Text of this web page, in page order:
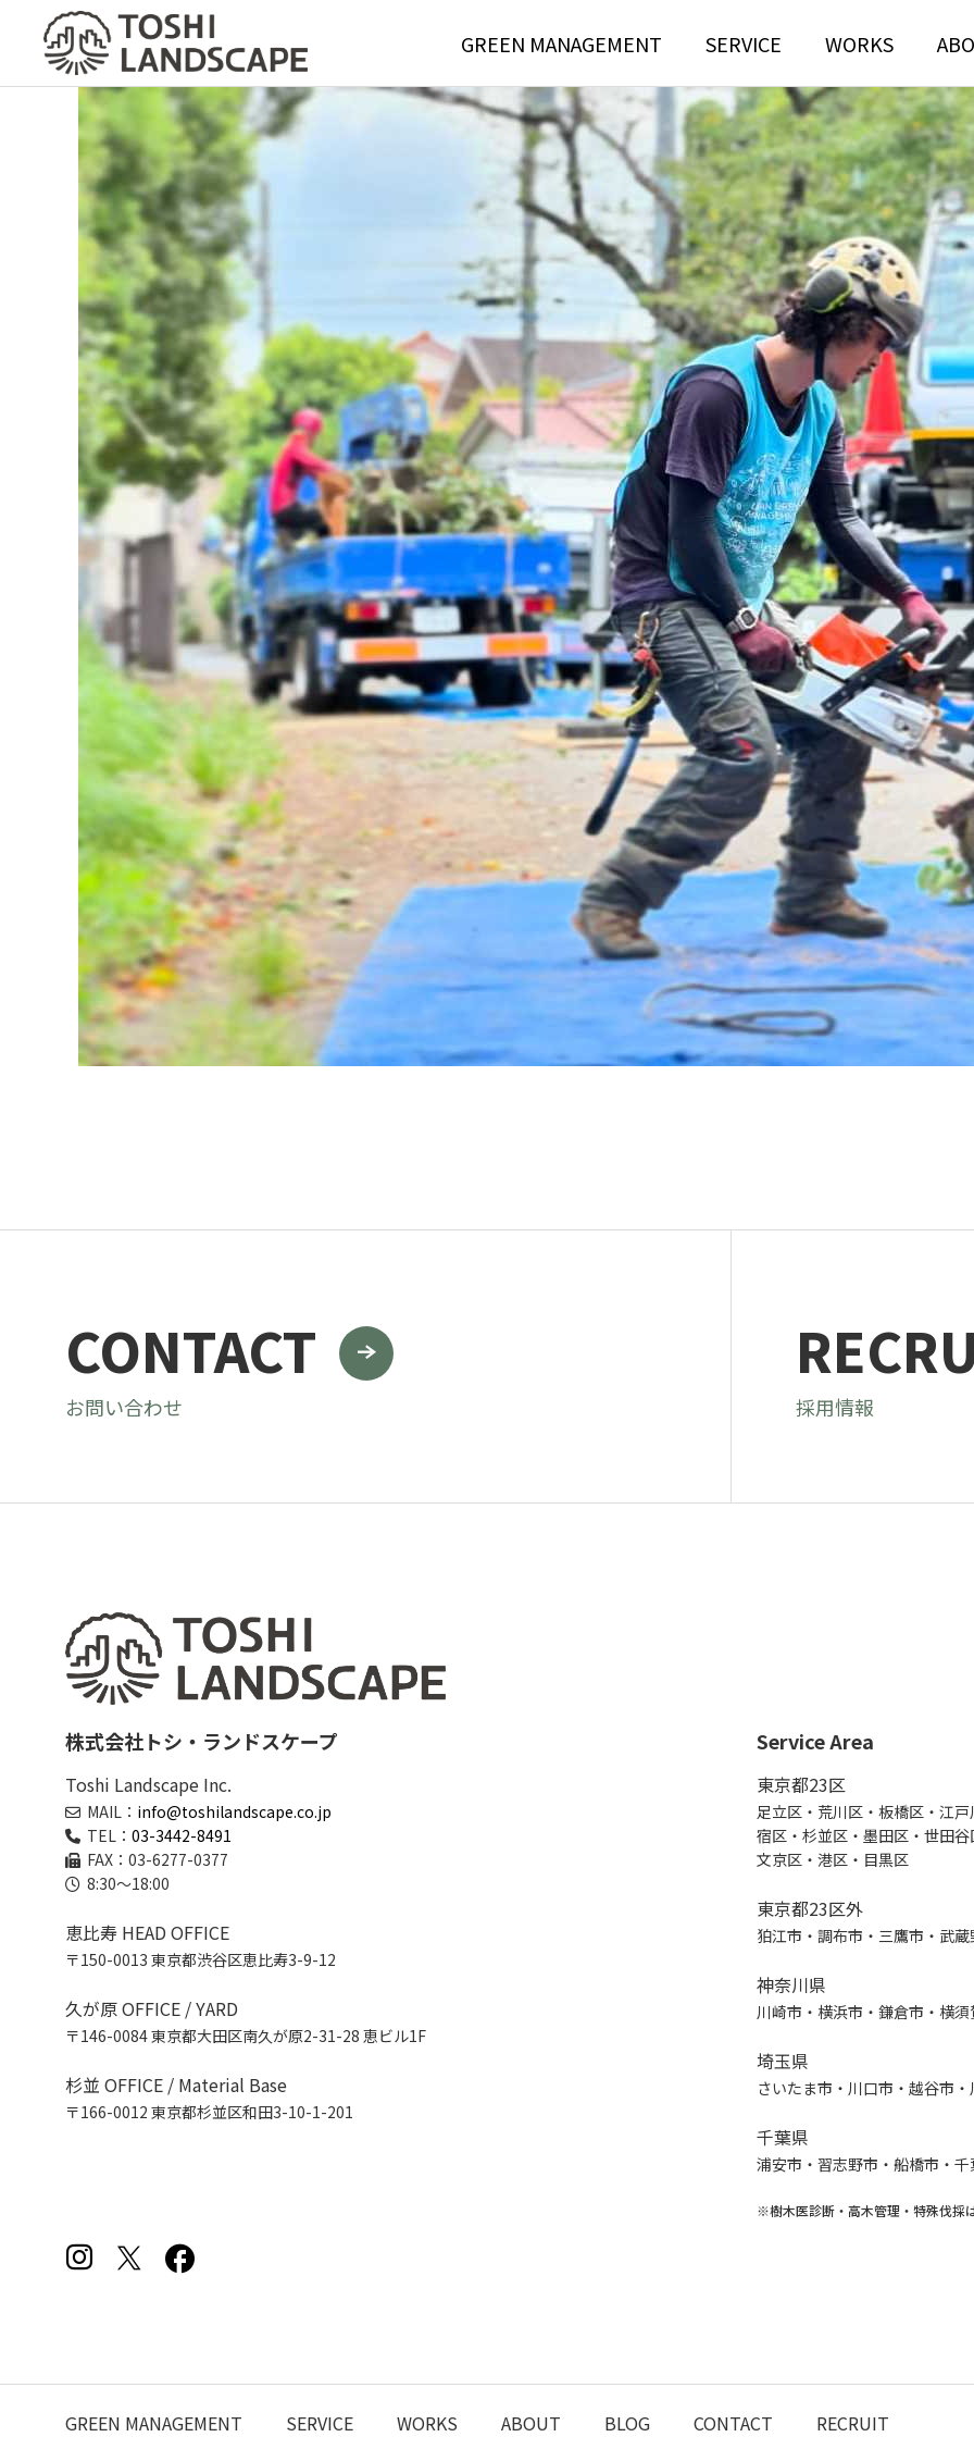
GREEN MANAGEMENT SERVICE WORKS
Service
サービス
GREEN
MAINTENANCE
グリーンメンテナンス部門
グリーンメンテナンス部門
植栽管理・メンテナンス
高木・特殊伐採＆ケーブリング
植栽リノベーション
インテリアプランツ
TREE RISK
ASSESSMENT
ツリーリスクアセスメント部
ツリーリスクアセスメント部
樹木診断
土壌調査
ケミカルコントロール
根系試掘調査
移植適性度診断
CONTACT
お問い合わせ 採用情報
株式会社トシ・ランドスケープ
Toshi Landscape Inc.
MAIL： info@toshilandscape.co.jp
TEL： 03-3442-8491
FAX：03-6277-0377
8:30～18:00
恵比寿 HEAD OFFICE
〒150-0013 東京都渋谷区恵比寿3-9-12
久が原 OFFICE / YARD
〒146-0084 東京都大田区南久が原2-31-28 恵ビル1F
杉並 OFFICE / Material Base
〒166-0012 東京都杉並区和田3-10-1-201
Service Area
東京都23区
足立区・荒川区・板橋区・江
宿区・杉並区・墨田区・世田
文京区・港区・目黒区
東京都23区外
狛江市・調布市・三鷹市・武
神奈川県
川崎市・横浜市・鎌倉市・横
埼玉県
さいたま市・川口市・越谷市
千葉県
浦安市・習志野市・船橋市・
※樹木医診断・高木管理・特殊伐採
GREEN MANAGEMENT SERVICE WORKS ABOUT BLOG CONTACT RECRUIT